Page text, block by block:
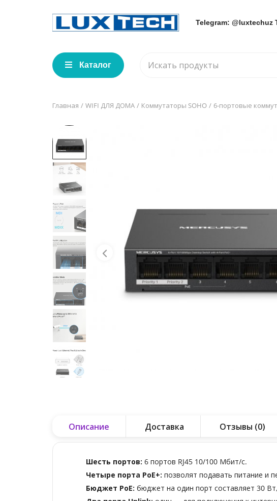
Telegram: @luxtechuz
Каталог
Главная WIFI ДЛЯ ДОМА Коммутаторы SOHO 6-портовые
Описание Доставка Отзывы (0)
Шесть портов: 6 портов RJ45 10/100 Мбит/с.
Четыре порта PoE+: позволят подавать питание и
Бюджет PoE: бюджет на один порт составляет 30